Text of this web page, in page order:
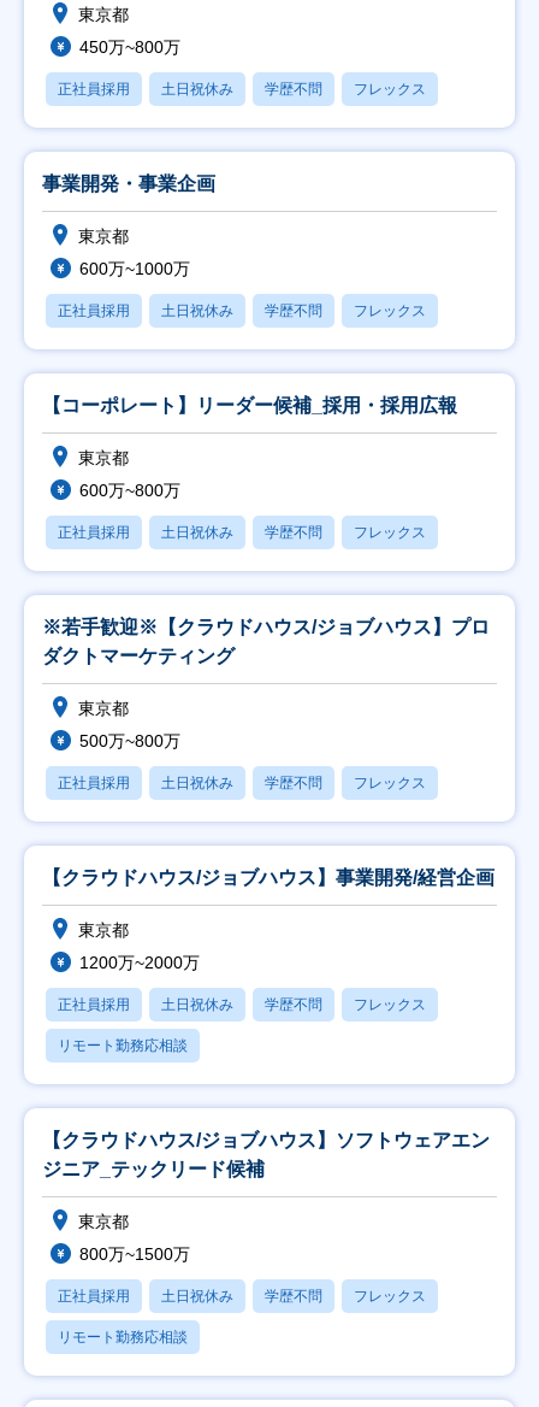
東京都
450万~800万
正社員採用 土日祝休み 学歴不問 フレックス
事業開発・事業企画
東京都
600万~1000万
正社員採用 土日祝休み 学歴不問 フレックス
【コーポレート】リーダー候補_採用・採用広報
東京都
600万~800万
正社員採用 土日祝休み 学歴不問 フレックス
※若手歓迎※【クラウドハウス/ジョブハウス】プロ
ダクトマーケティング
東京都
500万~800万
正社員採用 土日祝休み 学歴不問 フレックス
【クラウドハウス/ジョブハウス】事業開発/経営企画
東京都
1200万~2000万
正社員採用 土日祝休み 学歴不問 フレックス
リモート勤務応相談
【クラウドハウス/ジョブハウス】ソフトウェアエン
ジニア_テックリード候補
東京都
800万~1500万
正社員採用 土日祝休み 学歴不問 フレックス
リモート勤務応相談